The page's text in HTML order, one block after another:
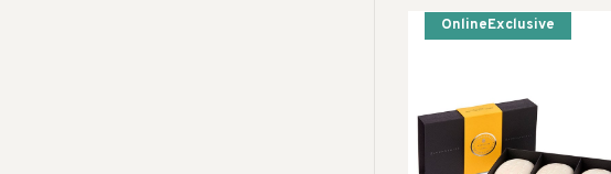
OnlineExclusive